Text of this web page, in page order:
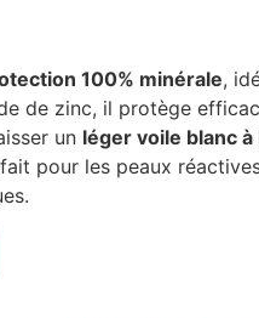
100% minérale,
de zinc, il protège
un léger voile blanc à
pour les peaux